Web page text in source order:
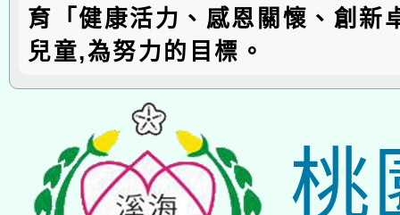
育「健康活力、感恩關懷、創新
兒童,為努力的目標。
桃